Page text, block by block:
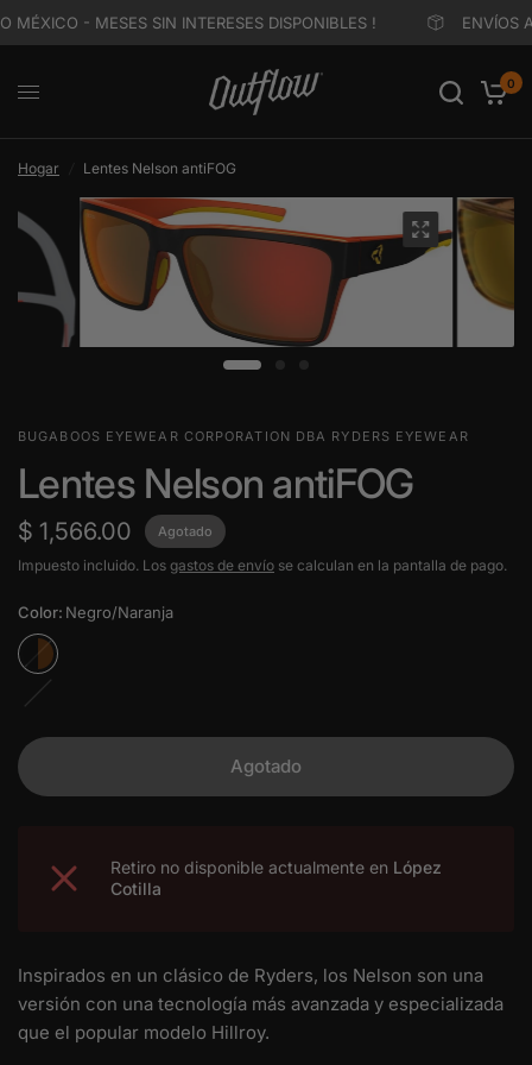
MÉXICO - MESES SIN INTERESES DISPONIBLES ! ENVÍOS
0
Hogar Lentes Nelson antiFOG
BUGABOOS EYEWEAR CORPORATION DBA RYDERS EYEWEAR
Lentes Nelson antiFOG
$ 1,566.00 Agotado
Impuesto incluido. Los gastos de envío se calculan en la pantalla de pago.
Color: Negro/Naranja
Negro/Naranja
Stripe
demi
Agotado
Retiro no disponible actualmente en López
Cotilla
Inspirados en un clásico de Ryders, los Nelson son una
versión con una tecnología más avanzada y especializada
que el popular modelo Hillroy.